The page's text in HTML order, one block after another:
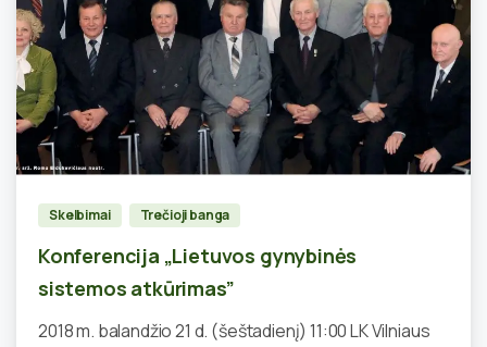
Skelbimai Trečioji banga
Konferencija „Lietuvos gynybinės
sistemos atkūrimas”
2018 m. balandžio 21 d. (šeštadienį) 11:00 LK Vilniaus